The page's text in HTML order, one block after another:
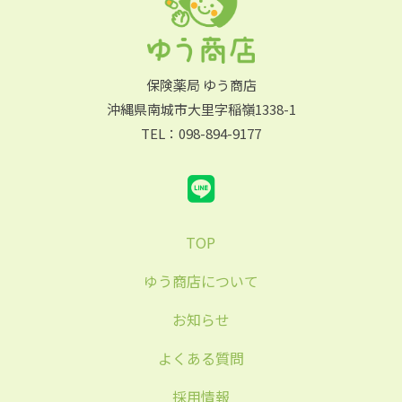
保険薬局 ゆう商店
沖縄県南城市大里字稲嶺1338-1
TEL：098-894-9177
TOP
ゆう商店について
お知らせ
よくある質問
採用情報